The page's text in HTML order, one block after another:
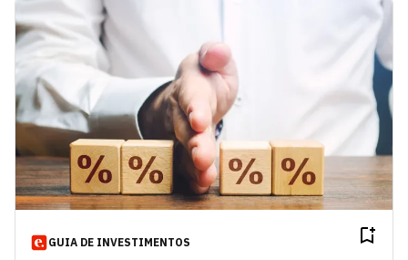
GUIA DE INVESTIMENTOS